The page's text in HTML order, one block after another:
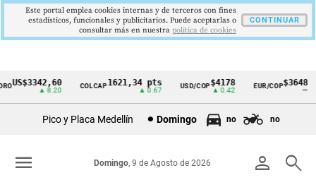
Cintillo
Colombia
US$3342,60
▲ 8.20
COLCAP1621,34 pts
▲ 0.67
USD/COP$4178
▲ 0.42
EUR/COP$3648
Pico y Placa Medellín Domingo no no
person search
Domingo, 9 de Agosto de 2026
menu
Este portal emplea cookies internas y de terceros con fines
estadísticos, funcionales y publicitarios. Puede aceptarlas o
consultar más en nuestra politica de cookies
CONTINUAR